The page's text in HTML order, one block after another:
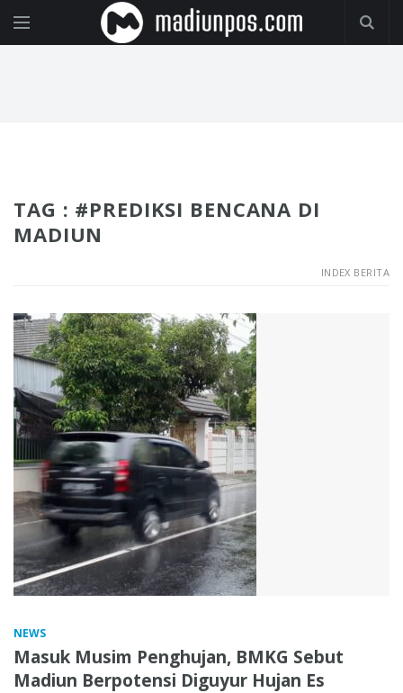
TAG : #PREDIKSI BENCANA DI
MADIUN
INDEX BERITA
NEWS
Masuk Musim Penghujan, BMKG Sebut
Madiun Berpotensi Diguyur Hujan Es